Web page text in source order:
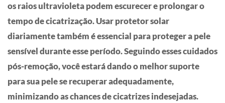
os raios ultravioleta podem escurecer e prolongar o
tempo de cicatrização. Usar protetor solar
diariamente também é essencial para proteger a pele
sensível durante esse período. Seguindo esses cuidados
pós-remoção, você estará dando o melhor suporte
para sua pele se recuperar adequadamente,
minimizando as chances de cicatrizes indesejadas.